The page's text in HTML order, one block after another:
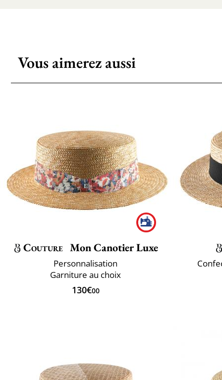
Vous aimerez aussi
Couture Mon Canotier Luxe
Personnalisation
Garniture au choix
130€00